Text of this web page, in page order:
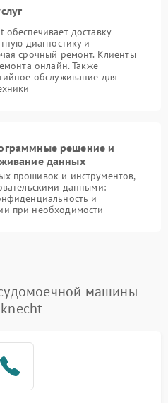
доставку
диагностику и
срочный ремонт. Клиенты
онлайн. Также
обслуживание для
решение и
данных
прошивок и инструментов,
данными:
и
при необходимости
машины